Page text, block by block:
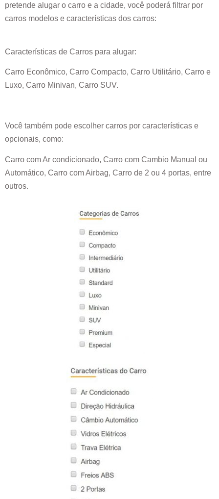
pretende alugar o carro e a cidade, você poderá filtrar por
carros modelos e características dos carros:
Características de Carros para alugar:
Carro Econômico, Carro Compacto, Carro Utilitário, Carro e
Luxo, Carro Minivan, Carro SUV.
Você também pode escolher carros por características e
opcionais, como:
Carro com Ar condicionado, Carro com Cambio Manual ou
Automático, Carro com Airbag, Carro de 2 ou 4 portas, entre
outros.